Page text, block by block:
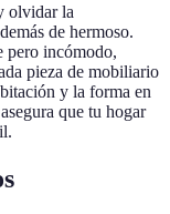
olvidar la
de hermoso.
pero incómodo,
pieza de mobiliario
y la forma en
asegura que tu hogar